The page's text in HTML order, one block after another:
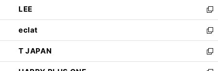
く
で
開
く
ド
ウ
で
開
く
ィ
ン
ド
ウ
で
開
い
ウ
ィ
ン
ド
ウ
LEE
新
し
い
ウ
ィ
ン
eclat
新
し
い
ウ
T JAPAN
新
し